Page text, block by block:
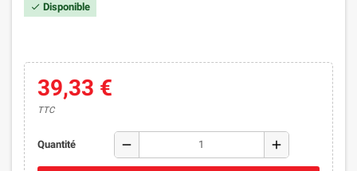
check Disponible
39,33 €
TTC
Quantité remove add